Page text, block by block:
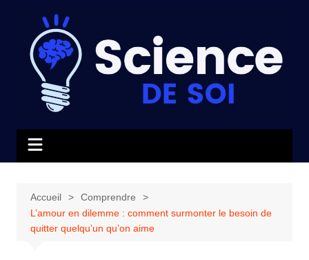
contenu
Accueil
Comprendre
L’amour en dilemme : comment surmonter le besoin de
quitter quelqu’un qu’on aime